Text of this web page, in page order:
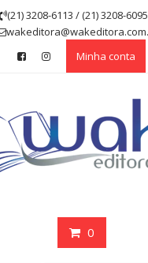
(21) 3208-6113 / (21) 3208-6095
Minha conta
0